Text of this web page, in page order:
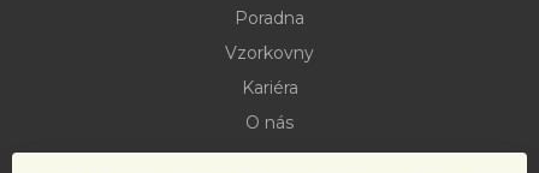
Poradna
Vzorkovny
Kariéra
O nás